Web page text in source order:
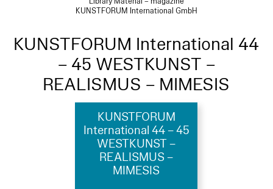
KUNSTFORUM International GmbH
KUNSTFORUM International 44
– 45 WESTKUNST –
REALISMUS – MIMESIS
KUNSTFORUM
International 44 – 45
WESTKUNST –
REALISMUS –
MIMESIS